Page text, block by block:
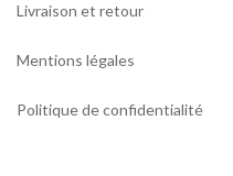
Livraison et retour
Mentions légales
Politique de confidentialité